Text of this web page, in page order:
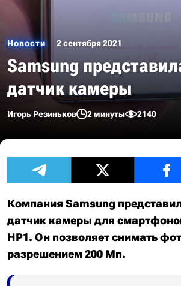
Новости 2 сентября 2021
Samsung
датчик камеры
Игорь Резиньков 2 минуты 2140
Компания Samsung
датчик камеры для
HP1. Он позволяет снимать
разрешением 200 Мп.